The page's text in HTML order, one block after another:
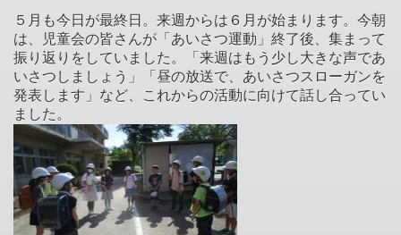
５月も今日が最終日。来週からは６月が始まります。今朝
は、児童会の皆さんが「あいさつ運動」終了後、集まって
振り返りをしていました。「来週はもう少し大きな声であ
いさつしましょう」「昼の放送で、あいさつスローガンを
発表します」など、これからの活動に向けて話し合ってい
ました。